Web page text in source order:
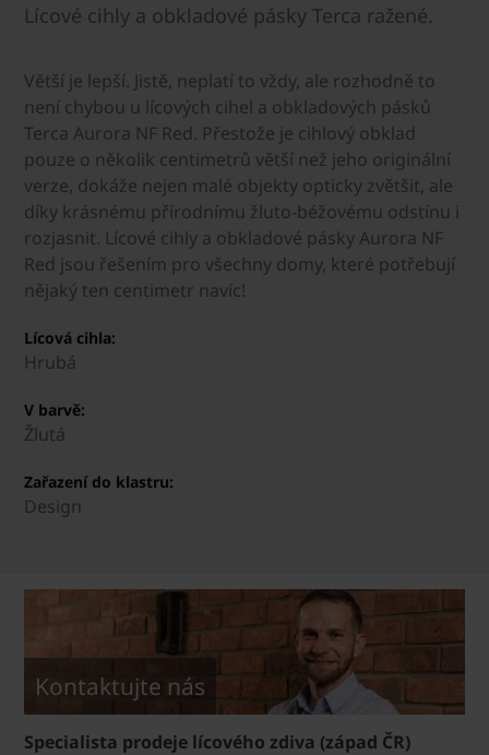
Lícové cihly a obkladové pásky Terca ražené.
Větší je lepší. Jistě, neplatí to vždy, ale rozhodně to
není chybou u lícových cihel a obkladových pásků
Terca Aurora NF Red. Přestože je cihlový obklad
pouze o několik centimetrů větší než jeho originální
verze, dokáže nejen malé objekty opticky zvětšit, ale
díky krásnému přírodnímu žluto-béžovému odstínu i
rozjasnit. Lícové cihly a obkladové pásky Aurora NF
Red jsou řešením pro všechny domy, které potřebují
nějaký ten centimetr navíc!
Lícová cihla:
Hrubá
V barvě:
Žlutá
Zařazení do klastru:
Design
Kontaktujte nás
Specialista prodeje lícového zdiva (západ ČR)